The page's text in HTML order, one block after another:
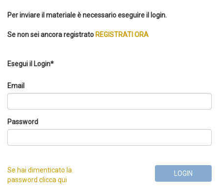
Per inviare il materiale è necessario eseguire il login.
Se non sei ancora registrato REGISTRATI ORA
Esegui il Login*
Email
Password
Se hai dimenticato la
password clicca qui
LOGIN